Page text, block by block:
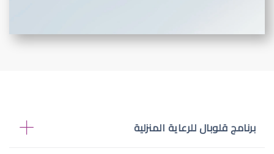
برنامج قلوبال للرعاية المنزلية